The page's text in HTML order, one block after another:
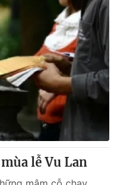
lễ Vu Lan